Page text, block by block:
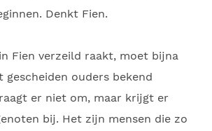
Denkt Fien.
Fien verzeild raakt, moet bijna
gescheiden ouders bekend
er niet om, maar krijgt er
bij. Het zijn mensen die zo